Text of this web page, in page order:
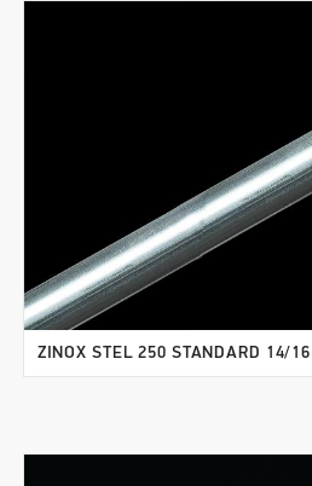
ZINOX STEL 250 STANDARD 14/16